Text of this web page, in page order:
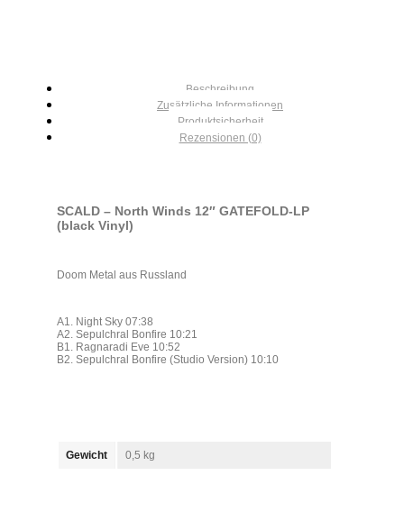
Beschreibung
Zusätzliche Informationen
Produktsicherheit
Rezensionen (0)
SCALD – North Winds 12″ GATEFOLD-LP
(black Vinyl)
Doom Metal aus Russland
A1. Night Sky 07:38
A2. Sepulchral Bonfire 10:21
B1. Ragnaradi Eve 10:52
B2. Sepulchral Bonfire (Studio Version) 10:10
Gewicht 0,5 kg